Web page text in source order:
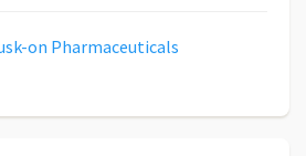
on Pharmaceuticals